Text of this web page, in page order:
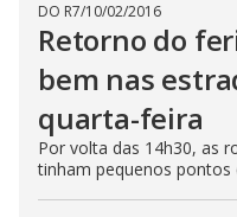
DO R7/10/02/2016
Retorno do
bem nas
quarta-feira
Por volta das 14h30, as
tinham pequenos pontos